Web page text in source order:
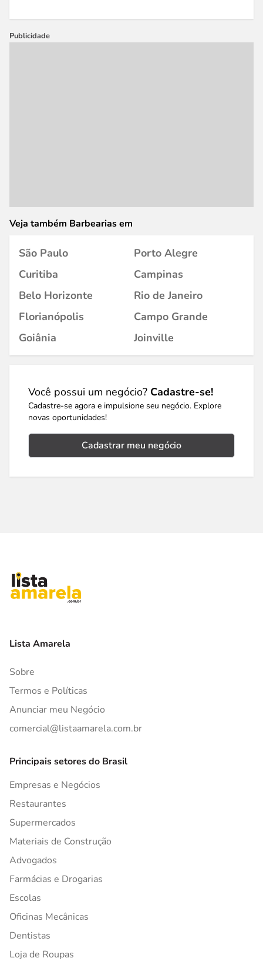
Publicidade
Veja também Barbearias em
São Paulo
Porto Alegre
Curitiba
Campinas
Belo Horizonte
Rio de Janeiro
Florianópolis
Campo Grande
Goiânia
Joinville
Você possui um negócio? Cadastre-se!
Cadastre-se agora e impulsione seu negócio. Explore
novas oportunidades!
Cadastrar meu negócio
Lista Amarela
Sobre
Termos e Políticas
Anunciar meu Negócio
comercial@listaamarela.com.br
Principais setores do Brasil
Empresas e Negócios
Restaurantes
Supermercados
Materiais de Construção
Advogados
Farmácias e Drogarias
Escolas
Oficinas Mecânicas
Dentistas
Loja de Roupas